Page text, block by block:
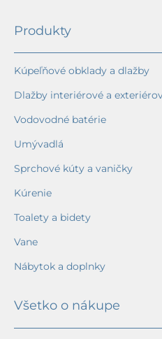
Produkty
Kúpeľňové obklady a dlažby
Dlažby interiérové a
Vodovodné batérie
Umývadlá
Sprchové kúty a vaničky
Kúrenie
Toalety a bidety
Vane
Nábytok a doplnky
Všetko o nákupe